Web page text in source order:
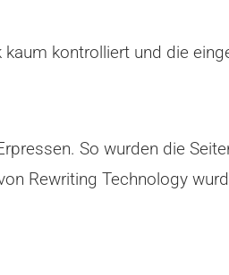
kontrolliert und die
So wurden die
Rewriting Technology